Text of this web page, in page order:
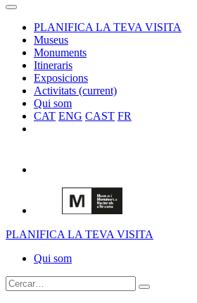
PLANIFICA LA TEVA VISITA
Museus
Monuments
Itineraris
Exposicions
Activitats (current)
Qui som
CAT ENG CAST FR
PLANIFICA LA TEVA VISITA
Qui som